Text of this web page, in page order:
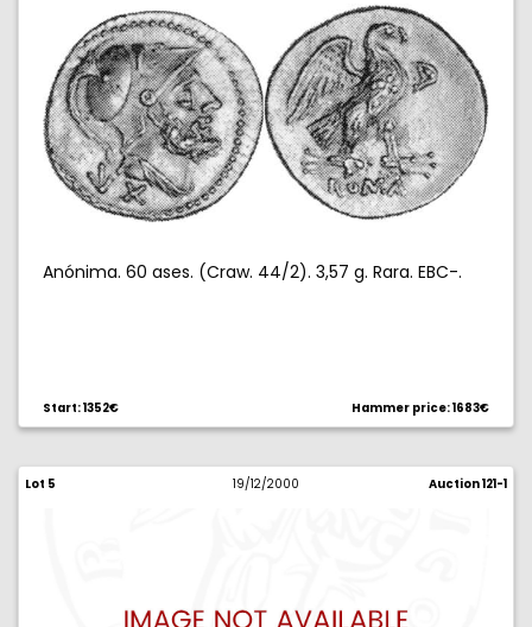
Anónima. 60 ases. (Craw. 44/2). 3,57 g. Rara. EBC-.
Start: 1352€ Hammer price: 1683€
Lot 5 19/12/2000 Auction 121-1